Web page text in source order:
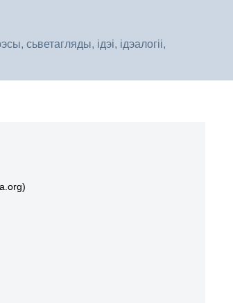
сьветагляды, ідэі, ідэалогіі,